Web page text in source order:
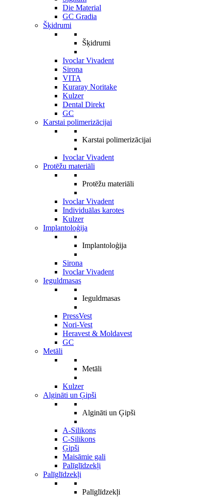
Die Material
GC Gradia
Šķidrumi
Šķidrumi
Ivoclar Vivadent
Sirona
VITA
Kuraray Noritake
Kulzer
Dental Direkt
GC
Karstai polimerizācijai
Karstai polimerizācijai
Ivoclar Vivadent
Protēžu materiāli
Protēžu materiāli
Ivoclar Vivadent
Individuālas karotes
Kulzer
Implantoloģija
Implantoloģija
Sirona
Ivoclar Vivadent
Ieguldmasas
Ieguldmasas
PressVest
Nori-Vest
Heravest & Moldavest
GC
Metāli
Metāli
Kulzer
Algināti un Ģipši
Algināti un Ģipši
A-Silikons
C-Silikons
Ģipši
Maisāmie gali
Palīglīdzekļi
Palīglīdzekļi
Palīglīdzekļi